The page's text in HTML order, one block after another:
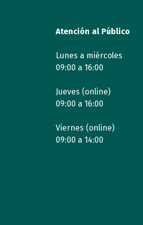
Atención al Público
Lunes a miércoles
09:00 a 16:00
Jueves (online)
09:00 a 16:00
Viernes (online)
09:00 a 14:00